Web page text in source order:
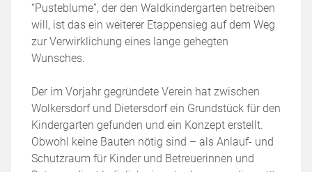
“Pusteblume”, der den Waldkindergarten betreiben
will, ist das ein weiterer Etappensieg auf dem Weg
zur Verwirklichung eines lange gehegten
Wunsches.
Der im Vorjahr gegründete Verein hat zwischen
Wolkersdorf und Dietersdorf ein Grundstück für den
Kindergarten gefunden und ein Konzept erstellt.
Obwohl keine Bauten nötig sind – als Anlauf- und
Schutzraum für Kinder und Betreuerinnen und